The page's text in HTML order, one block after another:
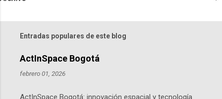
Entradas populares de este blog
ActInSpace Bogotá
febrero 01, 2026
ActInSpace Bogotá: innovación espacial y tecnología